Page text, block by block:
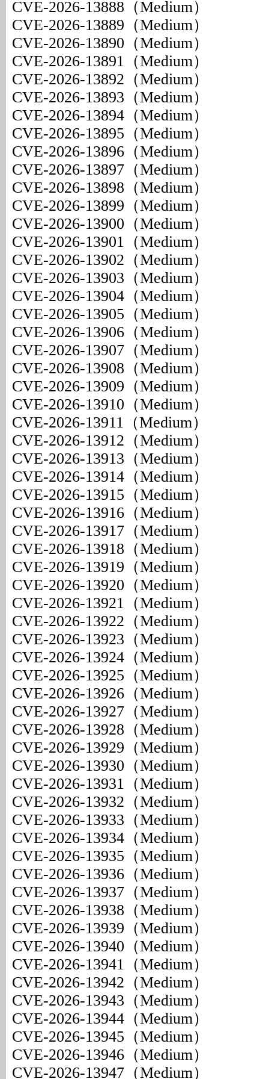
CVE-2026-13888（Medium）
CVE-2026-13889（Medium）
CVE-2026-13890（Medium）
CVE-2026-13891（Medium）
CVE-2026-13892（Medium）
CVE-2026-13893（Medium）
CVE-2026-13894（Medium）
CVE-2026-13895（Medium）
CVE-2026-13896（Medium）
CVE-2026-13897（Medium）
CVE-2026-13898（Medium）
CVE-2026-13899（Medium）
CVE-2026-13900（Medium）
CVE-2026-13901（Medium）
CVE-2026-13902（Medium）
CVE-2026-13903（Medium）
CVE-2026-13904（Medium）
CVE-2026-13905（Medium）
CVE-2026-13906（Medium）
CVE-2026-13907（Medium）
CVE-2026-13908（Medium）
CVE-2026-13909（Medium）
CVE-2026-13910（Medium）
CVE-2026-13911（Medium）
CVE-2026-13912（Medium）
CVE-2026-13913（Medium）
CVE-2026-13914（Medium）
CVE-2026-13915（Medium）
CVE-2026-13916（Medium）
CVE-2026-13917（Medium）
CVE-2026-13918（Medium）
CVE-2026-13919（Medium）
CVE-2026-13920（Medium）
CVE-2026-13921（Medium）
CVE-2026-13922（Medium）
CVE-2026-13923（Medium）
CVE-2026-13924（Medium）
CVE-2026-13925（Medium）
CVE-2026-13926（Medium）
CVE-2026-13927（Medium）
CVE-2026-13928（Medium）
CVE-2026-13929（Medium）
CVE-2026-13930（Medium）
CVE-2026-13931（Medium）
CVE-2026-13932（Medium）
CVE-2026-13933（Medium）
CVE-2026-13934（Medium）
CVE-2026-13935（Medium）
CVE-2026-13936（Medium）
CVE-2026-13937（Medium）
CVE-2026-13938（Medium）
CVE-2026-13939（Medium）
CVE-2026-13940（Medium）
CVE-2026-13941（Medium）
CVE-2026-13942（Medium）
CVE-2026-13943（Medium）
CVE-2026-13944（Medium）
CVE-2026-13945（Medium）
CVE-2026-13946（Medium）
CVE-2026-13947（Medium）